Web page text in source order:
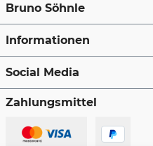
Bruno Söhnle
Informationen
Social Media
Zahlungsmittel